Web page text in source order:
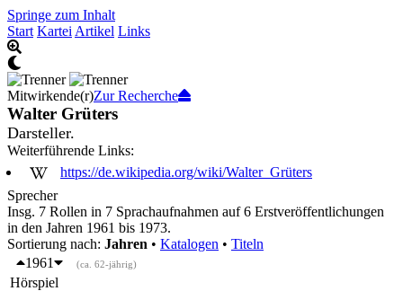
Springe zum Inhalt
Start Kartei Artikel Links
Mitwirkende(r)Zur Recherche
Walter Grüters
Darsteller.
Weiterführende Links:
https://de.wikipedia.org/wiki/Walter_Grüters
Sprecher
Insg. 7 Rollen in 7 Sprachaufnahmen auf 6 Erstveröffentlichungen
in den Jahren 1961 bis 1973.
Sortierung nach: Jahren • Katalogen • Titeln
1961
(ca. 62-jährig)
Hörspiel